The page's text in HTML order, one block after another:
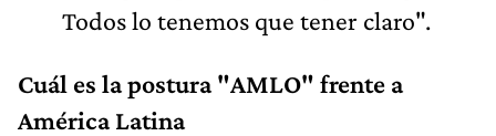
Todos lo tenemos que tener claro".
Cuál es la postura "AMLO" frente a
América Latina